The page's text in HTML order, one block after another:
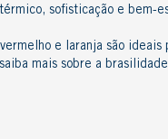
sofisticação e bem-
e laranja são
mais sobre a